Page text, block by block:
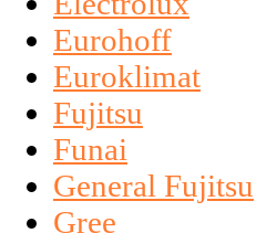
Eurohoff
Euroklimat
Fujitsu
Funai
General Fujitsu
Gree